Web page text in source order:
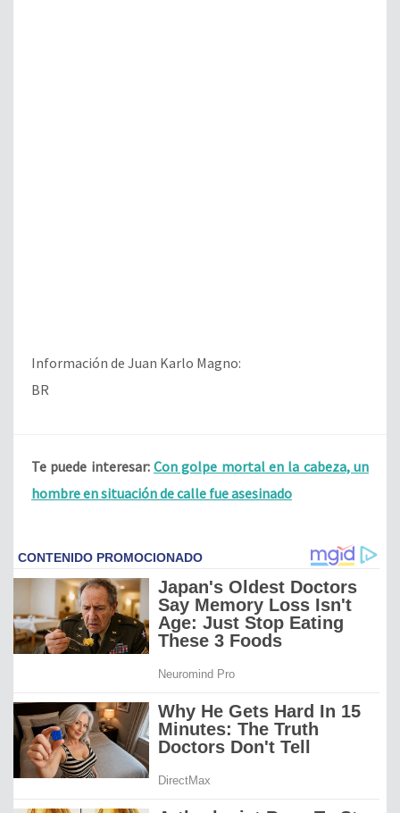
Información de Juan Karlo Magno:
BR
Te puede interesar: Con golpe mortal en la cabeza, un
hombre en situación de calle fue asesinado